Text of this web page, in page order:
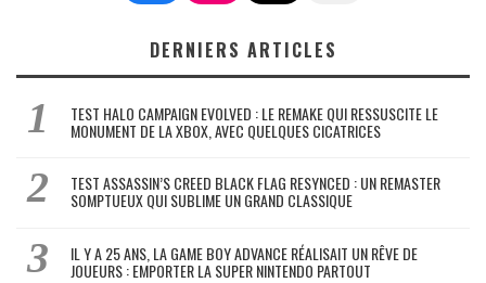
DERNIERS ARTICLES
TEST HALO CAMPAIGN EVOLVED : LE REMAKE QUI RESSUSCITE LE
MONUMENT DE LA XBOX, AVEC QUELQUES CICATRICES
TEST ASSASSIN’S CREED BLACK FLAG RESYNCED : UN REMASTER
SOMPTUEUX QUI SUBLIME UN GRAND CLASSIQUE
IL Y A 25 ANS, LA GAME BOY ADVANCE RÉALISAIT UN RÊVE DE
JOUEURS : EMPORTER LA SUPER NINTENDO PARTOUT